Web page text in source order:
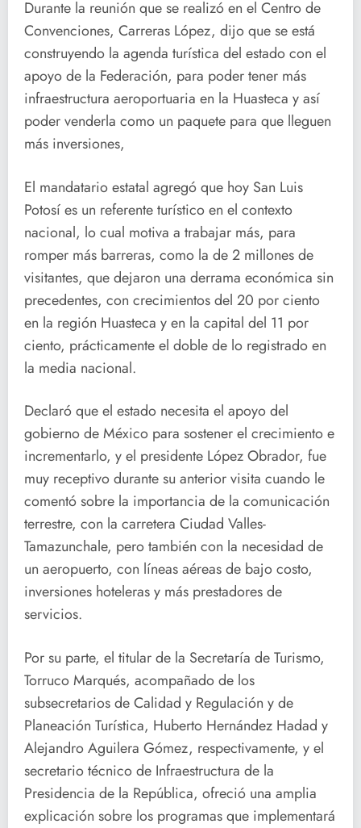
Durante la reunión que se realizó en el Centro de
Convenciones, Carreras López, dijo que se está
construyendo la agenda turística del estado con el
apoyo de la Federación, para poder tener más
infraestructura aeroportuaria en la Huasteca y así
poder venderla como un paquete para que lleguen
más inversiones,
El mandatario estatal agregó que hoy San Luis
Potosí es un referente turístico en el contexto
nacional, lo cual motiva a trabajar más, para
romper más barreras, como la de 2 millones de
visitantes, que dejaron una derrama económica sin
precedentes, con crecimientos del 20 por ciento
en la región Huasteca y en la capital del 11 por
ciento, prácticamente el doble de lo registrado en
la media nacional.
Declaró que el estado necesita el apoyo del
gobierno de México para sostener el crecimiento e
incrementarlo, y el presidente López Obrador, fue
muy receptivo durante su anterior visita cuando le
comentó sobre la importancia de la comunicación
terrestre, con la carretera Ciudad Valles-
Tamazunchale, pero también con la necesidad de
un aeropuerto, con líneas aéreas de bajo costo,
inversiones hoteleras y más prestadores de
servicios.
Por su parte, el titular de la Secretaría de Turismo,
Torruco Marqués, acompañado de los
subsecretarios de Calidad y Regulación y de
Planeación Turística, Huberto Hernández Hadad y
Alejandro Aguilera Gómez, respectivamente, y el
secretario técnico de Infraestructura de la
Presidencia de la República, ofreció una amplia
explicación sobre los programas que implementará